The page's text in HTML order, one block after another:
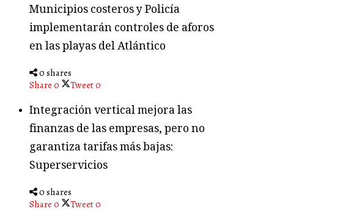
Municipios costeros y Policía
implementarán controles de aforos
en las playas del Atlántico
0 shares
Share 0 Tweet0
Integración vertical mejora las
finanzas de las empresas, pero no
garantiza tarifas más bajas:
Superservicios
0 shares
Share 0 Tweet0